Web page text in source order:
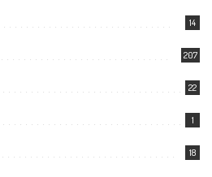
14
207
22
1
18